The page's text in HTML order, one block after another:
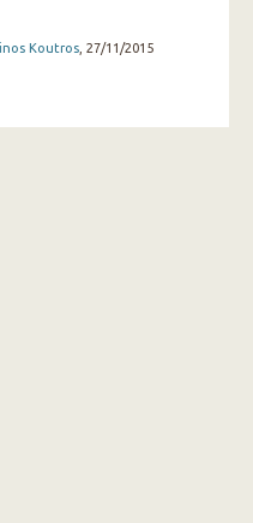
Koutros, 27/11/2015